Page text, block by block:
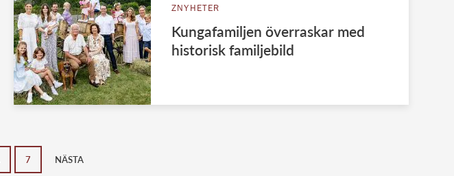
ZNYHETER
Kungafamiljen överraskar med
historisk familjebild
7 NÄSTA